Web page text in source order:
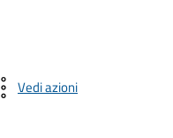
Vedi azioni